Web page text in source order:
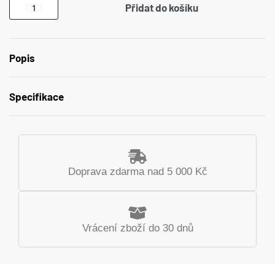
Přidat do košíku
Popis
Specifikace
Doprava zdarma nad 5 000 Kč
Vrácení zboží do 30 dnů